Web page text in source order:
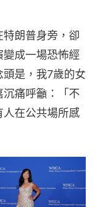
特朗普身旁，卻
成一場恐怖經
是，我7歲的女
痛呼籲：「不
在公共場所感